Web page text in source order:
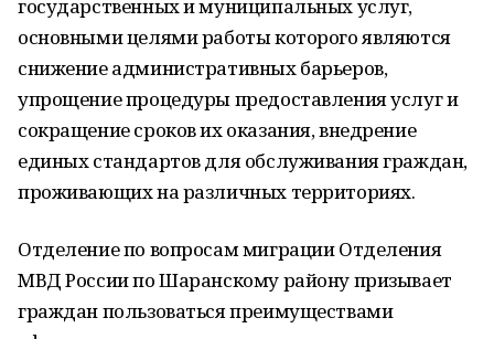
государственных и муниципальных услуг,
основными целями работы которого являются
снижение административных барьеров,
упрощение процедуры предоставления услуг и
сокращение сроков их оказания, внедрение
единых стандартов для обслуживания граждан,
проживающих на различных территориях.
Отделение по вопросам миграции Отделения
МВД России по Шаранскому району призывает
граждан пользоваться преимуществами